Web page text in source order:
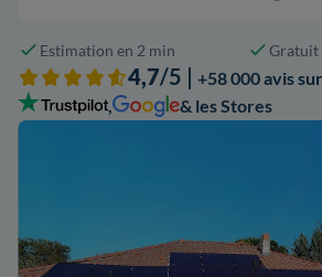
Estimation en 2 min Gratuit
4,7/5 | +58 000 avis sur
,
& les Stores